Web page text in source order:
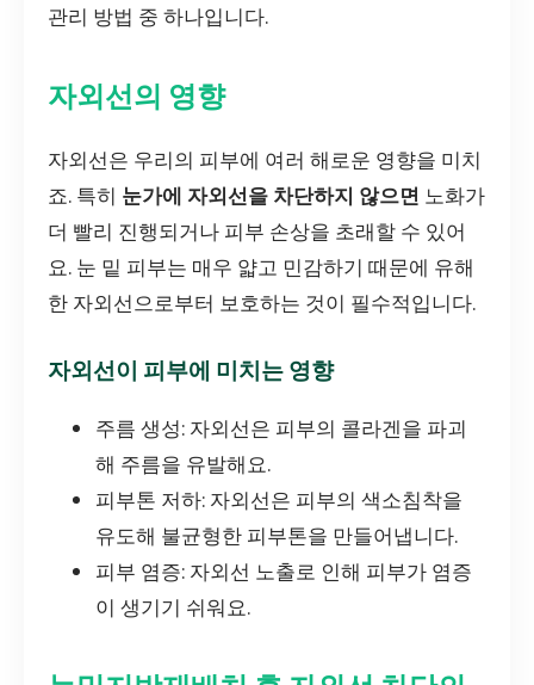
관리 방법 중 하나입니다.
자외선의 영향
자외선은 우리의 피부에 여러 해로운 영향을 미치
죠. 특히 눈가에 자외선을 차단하지 않으면 노화가
더 빨리 진행되거나 피부 손상을 초래할 수 있어
요. 눈 밑 피부는 매우 얇고 민감하기 때문에 유해
한 자외선으로부터 보호하는 것이 필수적입니다.
자외선이 피부에 미치는 영향
주름 생성: 자외선은 피부의 콜라겐을 파괴
해 주름을 유발해요.
피부톤 저하: 자외선은 피부의 색소침착을
유도해 불균형한 피부톤을 만들어냅니다.
피부 염증: 자외선 노출로 인해 피부가 염증
이 생기기 쉬워요.